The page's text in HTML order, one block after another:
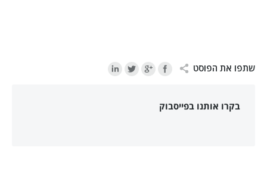
שתפו את הפוסט
בקרו אותנו בפייסבוק